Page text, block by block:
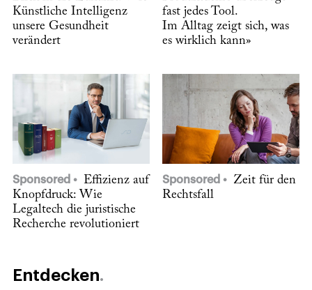
Künstliche Intelligenz
unsere Gesundheit
verändert
fast jedes Tool.
Im Alltag zeigt sich, was
es wirklich kann»
Sponsored
Effizienz auf
Knopfdruck: Wie
Legaltech die juristische
Recherche revolutioniert
Sponsored
Zeit für den
Rechtsfall
Entdecken